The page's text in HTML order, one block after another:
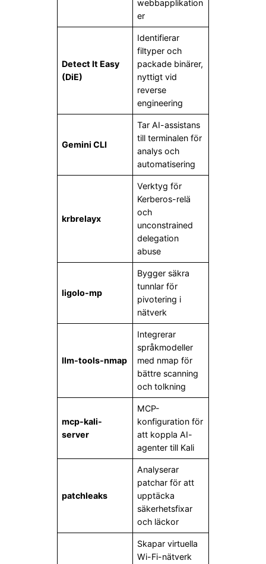
webbapplikation
er
Detect It Easy
(DiE)
Identifierar
filtyper och
packade binärer,
nyttigt vid
reverse
engineering
Gemini CLI
Tar AI-assistans
till terminalen för
analys och
automatisering
krbrelayx
Verktyg för
Kerberos-relä
och
unconstrained
delegation
abuse
ligolo-mp
Bygger säkra
tunnlar för
pivotering i
nätverk
llm-tools-nmap
Integrerar
språkmodeller
med nmap för
bättre scanning
och tolkning
mcp-kali-
server
MCP-
konfiguration för
att koppla AI-
agenter till Kali
patchleaks
Analyserar
patchar för att
upptäcka
säkerhetsfixar
och läckor
Skapar virtuella
Wi-Fi-nätverk